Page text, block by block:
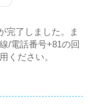
完了しました。ま
/電話番号+81の回
ください。